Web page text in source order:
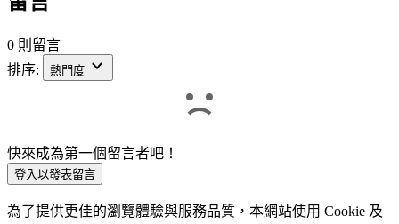
0 則留言
排序:
熱門度
快來成為第一個留言者吧！
登入以發表留言
為了提供更佳的瀏覽體驗與服務品質，本網站使用 Cookie 及